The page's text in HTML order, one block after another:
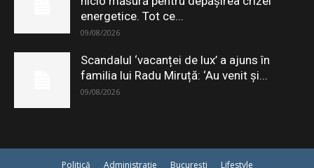
energetice. Tot ce...
09/08/2026
Scandalul ‘vacanței de lux’ a ajuns în
familia lui Radu Miruță: ‘Au venit și...
09/08/2026
Politică Administrație București Lifestyle